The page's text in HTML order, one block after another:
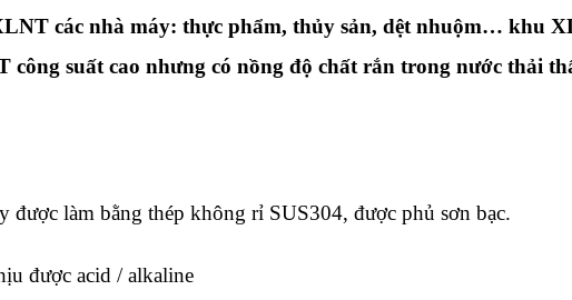
các nhà máy: thực phẩm, thủy sản, dệt nhuộm… khu
công suất cao nhưng có nồng độ chất rắn trong nước thải
được làm bằng thép không rỉ SUS304, được phủ sơn bạc.
được acid / alkaline